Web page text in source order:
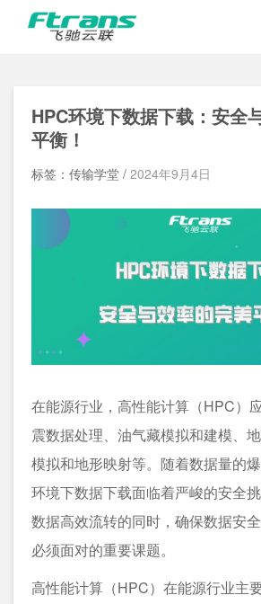
HPC环境下数据下载：安全
平衡！
标签：传输学堂 / 2024年9月4日
在能源行业，高性能计算（HPC）
震数据处理、油气藏模拟和建模、
模拟和地形映射等。随着数据量的
环境下数据下载面临着严峻的安全
数据高效流转的同时，确保数据安
必须面对的重要课题。
高性能计算（HPC）在能源行业主